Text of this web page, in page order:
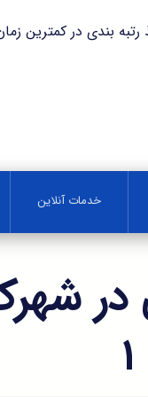
کمترین زمان با ثبت کریم
خدمات آنلاین
در